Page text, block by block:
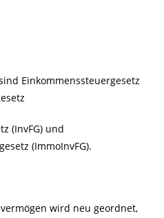
Einkommenssteuergesetz
(InvFG) und
(ImmoInvFG).
wird neu geordnet,